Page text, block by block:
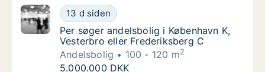
Per søger andelsbolig i København K,
13 d siden
Per søger andelsbolig i København K,
Per søger andelsbolig i København K,
Vesterbro eller Frederiksberg C
Andelsbolig
100 - 120 m2
Per søger andelsbolig i København K,
5.000.000 DKK